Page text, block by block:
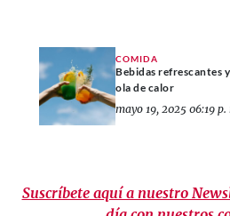
COMIDA
Bebidas refrescantes
ola de calor
mayo 19, 2025 06:19 p.
Suscríbete aquí a nuestro